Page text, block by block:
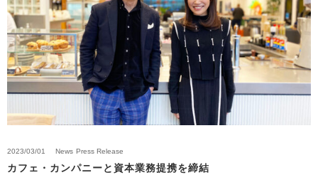
2023/03/01 News Press Release
カフェ・カンパニーと資本業務提携を締結